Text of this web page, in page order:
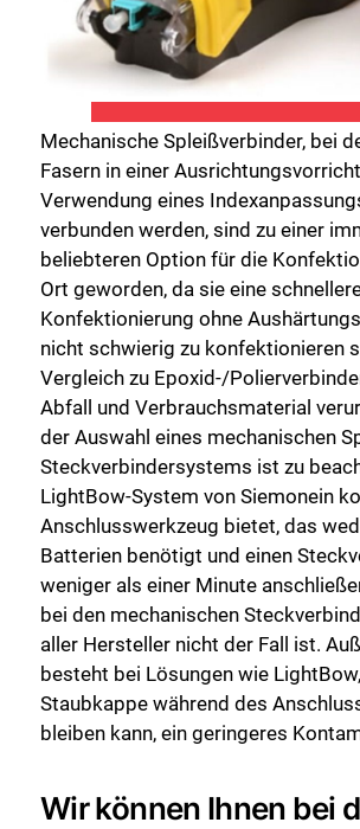
Mechanische Spleißverbinder, bei
Fasern in einer
Verwendung eines
verbunden werden, sind zu einer
beliebteren Option für die
Ort geworden, da sie eine
Konfektionierung ohne
nicht schwierig zu konfektionieren
Vergleich zu Epoxid-/
Abfall und Verbrauchsmaterial
der Auswahl eines mechanischen
Steckverbindersystems ist zu
LightBow-System von Siemonein
Anschlusswerkzeug bietet, das
Batterien benötigt und einen
weniger als einer Minute
bei den mechanischen
aller Hersteller nicht der Fall ist.
besteht bei Lösungen wie
Staubkappe während des
bleiben kann, ein geringeres
Wir können Ihnen bei